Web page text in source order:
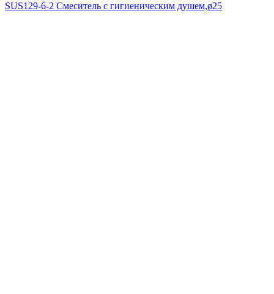
SUS129-6-2 Смеситель с гигиеническим душем,ø25